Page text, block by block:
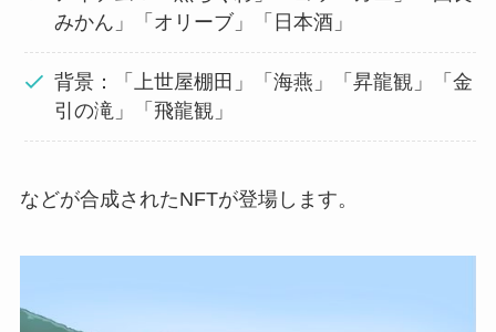
みかん」「オリーブ」「日本酒」
背景：「上世屋棚田」「海燕」「昇龍観」「金
引の滝」「飛龍観」
などが合成されたNFTが登場します。